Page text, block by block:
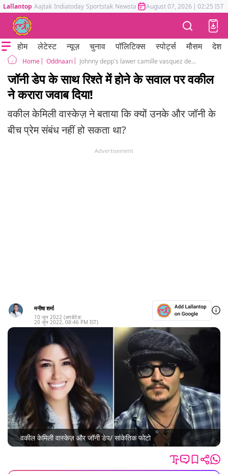
Lallantop Aajtak Indiatoday Sportstak Newstak Mumbai Tak Astrotak
August 07, 2026 | 02:25 IST
होम लेटेस्ट न्यूज़ चुनाव पॉलिटिक्स स्पोर्ट्स मौसम देश
Home Oddnaari Johnny depp's lawer camille vasquez denies dating rumors
जॉनी डेप के साथ रिश्ते में होने के सवाल पर वकील
ने करारा जवाब दिया!
वकील केमिली वास्केज़ ने बताया कि क्यों उनके और जॉनी के
बीच प्रेम संबंध नहीं हो सकता था?
Advertisement
मनीषा शर्मा
10 जून 2022 (अपडेटेड:
20 जून 2022, 08:46 PM IST)
वकील केमिली वास्केज़ और जॉनी डेप/ सांकेतिक फोटो